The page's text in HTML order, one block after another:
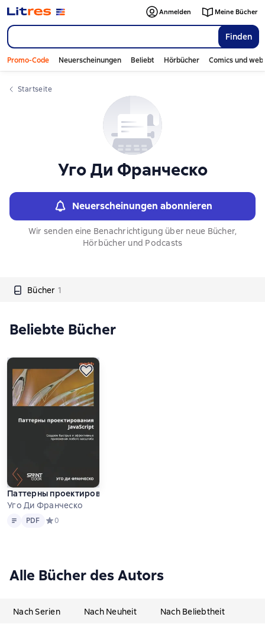
Finden
Anmelden Meine Bücher
Promo-Code Neuerscheinungen Beliebt Hörbücher Comics und
Startseite
Уго Ди Франческо
Neuerscheinungen abonnieren
Wir senden eine Benachrichtigung über neue Bücher,
Hörbücher und Podcasts
Bücher 1
Слайдер с книгами
Beliebte Bücher
Паттерны проектирования JavaScript. Создаем быстрые и
Уго Ди Франческо
Text PDF
PDF Средний рейтинг 0 на основе 0 оценок
0
Alle Bücher des Autors
Nach Serien Nach Neuheit Nach Beliebtheit